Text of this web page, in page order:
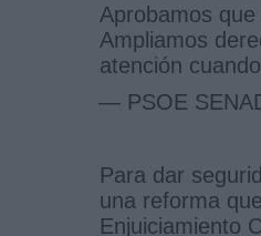
Aprobamos
Ampliamos
atención
— PSOE
Para dar
una reforma
Enjuiciamiento